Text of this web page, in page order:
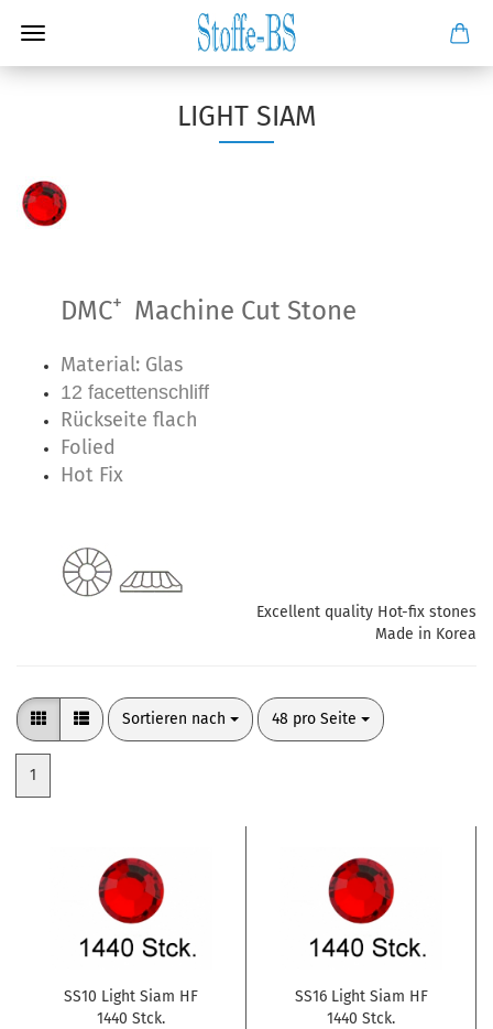
LIGHT SIAM
DMC+ Machine Cut Stone
Material: Glas
12 facettenschliff
Rückseite flach
Folied
Hot Fix
Excellent quality Hot-fix stones
Made in Korea
Sortieren nach
Sortieren nach 48 pro Seite
pro Seite
1
SS10 Light Siam HF
1440 Stck.
SS16 Light Siam HF
1440 Stck.